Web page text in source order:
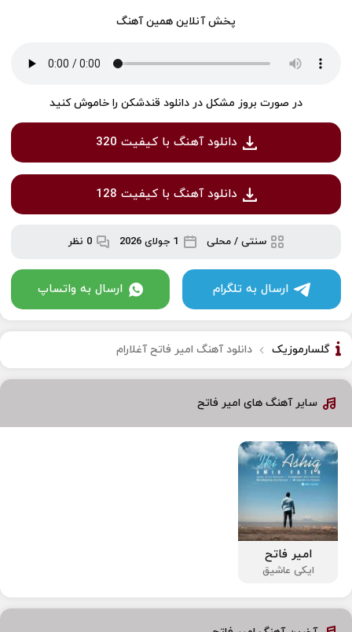
پخش آنلاین همین آهنگ
در صورت بروز مشکل در دانلود قندشکن را خاموش کنید
دانلود آهنگ با کیفیت 320
دانلود آهنگ با کیفیت 128
سنتی / محلی 1 جولای 2026 0 نظر
ارسال به تلگرام ارسال به واتساپ
گلسارموزیک دانلود آهنگ امیر فاتح آغلارام
سایر آهنگ های امیر فاتح
امیر فاتح
ایکی عاشیق